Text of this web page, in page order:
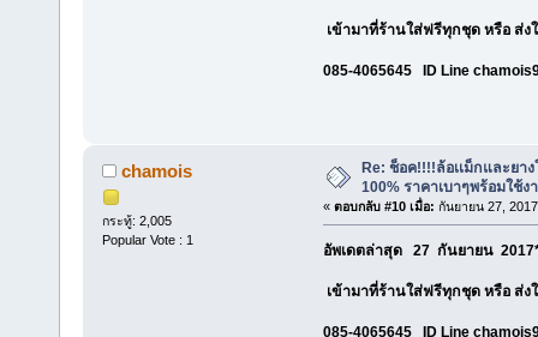
เข้ามาที่ร้านใส่ฟรีทุกชุด หรือ ส่
085-4065645 ID Line
chamois
กระทู้: 2,005
Popular Vote : 1
Re: ช็อค!!!!ล้อเเม็กและยา
100% ราคาเบาๆพร้อมใช้ง
« ตอบกลับ #10 เมื่อ: กันยายน 27,
อัพเดตล่าสุด 27 กันยายน
เข้ามาที่ร้านใส่ฟรีทุกชุด หรือ ส่
085-4065645 ID Line